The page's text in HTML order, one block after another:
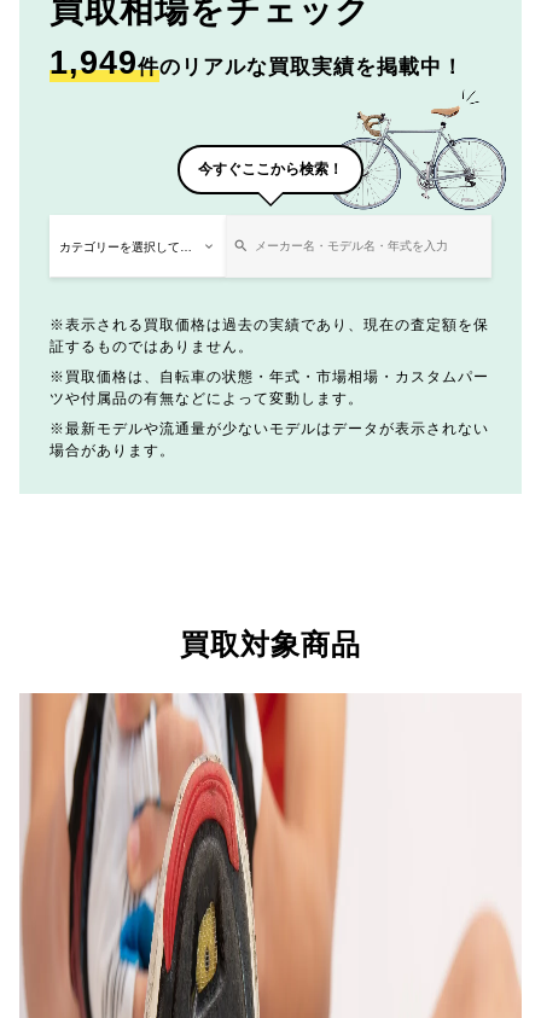
買取相場をチェック
1,949件のリアルな買取実績を掲載中！
今すぐここから検索！
表示される買取価格は過去の実績であり、現在の査定額を保
証するものではありません。
買取価格は、自転車の状態・年式・市場相場・カスタムパー
ツや付属品の有無などによって変動します。
最新モデルや流通量が少ないモデルはデータが表示されない
場合があります。
買取対象商品